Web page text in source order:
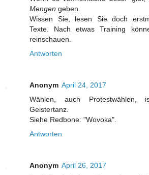
Mengen geben.
Wissen Sie, lesen Sie doch
Texte. Nach etwas Training
reinschauen.
Antworten
Anonym April 24, 2017
Wählen, auch
Geistertanz.
Siehe Redbone: "Wovoka".
Antworten
Anonym April 26, 2017